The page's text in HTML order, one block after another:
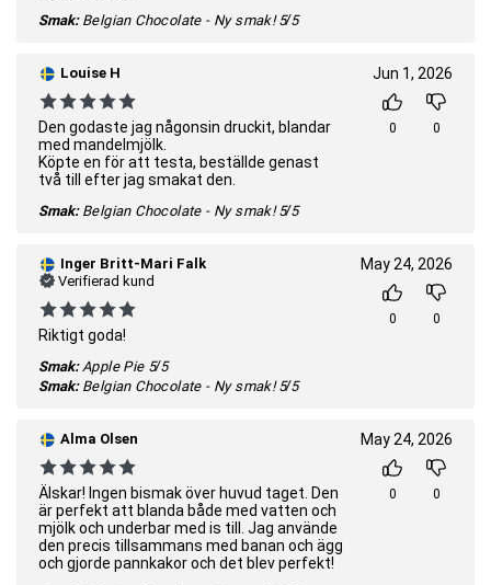
Smak: Belgian Chocolate - Ny smak! 5/5
Louise H
Den godaste jag någonsin druckit, blandar
med mandelmjölk.
Köpte en för att testa, beställde genast
två till efter jag smakat den.
Smak: Belgian Chocolate - Ny smak! 5/5
Jun 1, 2026
0 0
Inger Britt-Mari Falk
Verifierad kund
Riktigt goda!
Smak: Apple Pie 5/5
Smak: Belgian Chocolate - Ny smak! 5/5
May 24, 2026
0 0
Alma Olsen
Älskar! Ingen bismak över huvud taget. Den
är perfekt att blanda både med vatten och
mjölk och underbar med is till. Jag använde
den precis tillsammans med banan och ägg
och gjorde pannkakor och det blev perfekt!
May 24, 2026
0 0